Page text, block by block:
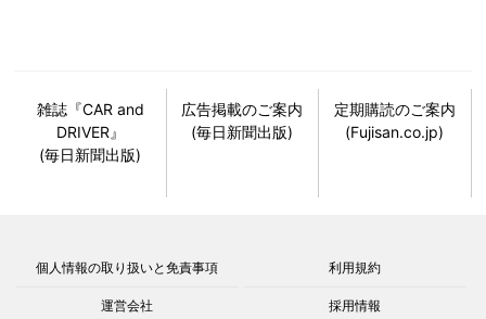
雑誌『CAR and
DRIVER』
(毎日新聞出版)
広告掲載のご案内
(毎日新聞出版)
定期購読のご案内
(Fujisan.co.jp)
個人情報の取り扱いと免責事項 利用規約
運営会社 採用情報